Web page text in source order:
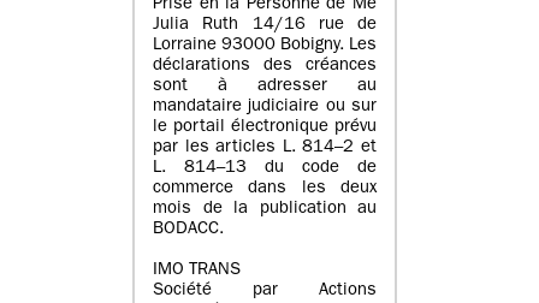
Prise en la Personne de Me
Julia Ruth 14/16 rue de
Lorraine 93000 Bobigny. Les
déclarations des créances
sont à adresser au
mandataire judiciaire ou sur
le portail électronique prévu
par les articles L. 814–2 et
L. 814–13 du code de
commerce dans les deux
mois de la publication au
BODACC.
IMO TRANS
Société par Actions